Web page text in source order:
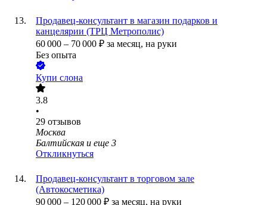
Продавец-консультант в магазин подарков и
канцелярии (ТРЦ Метрополис)
60 000 – 70 000 ₽ за месяц, на руки
Без опыта
Купи слона
3.8
•
29 отзывов
Москва
Балтийская и еще 3
Откликнуться
Продавец-консультант в торговом зале
(Автокосметика)
90 000 – 120 000 ₽ за месяц, на руки